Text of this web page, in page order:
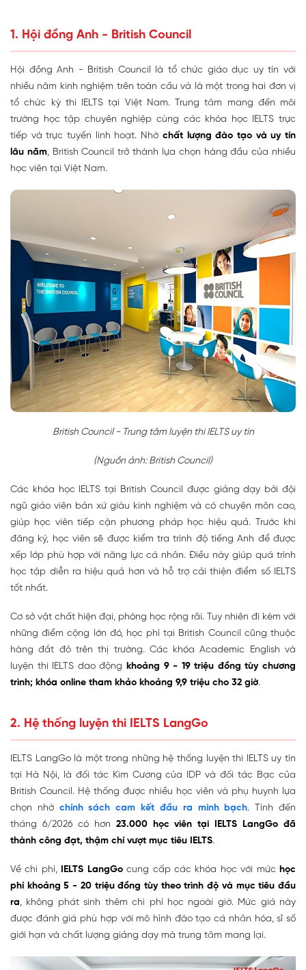
1. Hội đồng Anh - British Council
Hội đồng Anh - British Council là tổ chức giáo dục uy tín với
nhiều năm kinh nghiệm trên toàn cầu và là một trong hai đơn vị
tổ chức kỳ thi IELTS tại Việt Nam. Trung tâm mang đến môi
trường học tập chuyên nghiệp cùng các khóa học IELTS trực
tiếp và trực tuyến linh hoạt. Nhờ chất lượng đào tạo và uy tín
lâu năm, British Council trở thành lựa chọn hàng đầu của nhiều
học viên tại Việt Nam.
British Council - Trung tâm luyện thi IELTS uy tín
(Nguồn ảnh: British Council)
Các khóa học IELTS tại British Council được giảng dạy bởi đội
ngũ giáo viên bản xứ giàu kinh nghiệm và có chuyên môn cao,
giúp học viên tiếp cận phương pháp học hiệu quả. Trước khi
đăng ký, học viên sẽ được kiểm tra trình độ tiếng Anh để được
xếp lớp phù hợp với năng lực cá nhân. Điều này giúp quá trình
học tập diễn ra hiệu quả hơn và hỗ trợ cải thiện điểm số IELTS
tốt nhất.
Cơ sở vật chất hiện đại, phòng học rộng rãi. Tuy nhiên đi kèm với
những điểm cộng lớn đó, học phí tại British Council cũng thuộc
hàng đắt đỏ trên thị trường. Các khóa Academic English và
luyện thi IELTS dao động khoảng 9 - 19 triệu đồng tùy chương
trình; khóa online tham khảo khoảng 9,9 triệu cho 32 giờ.
2. Hệ thống luyện thi IELTS LangGo
IELTS LangGo là một trong những hệ thống luyện thi IELTS uy tín
tại Hà Nội, là đối tác Kim Cương của IDP và đối tác Bạc của
British Council. Hệ thống được nhiều học viên và phụ huynh lựa
chọn nhờ chính sách cam kết đầu ra minh bạch. Tính đến
tháng 6/2026 có hơn 23.000 học viên tại IELTS LangGo đã
thành công đạt, thậm chí vượt mục tiêu IELTS.
Về chi phí, IELTS LangGocung cấp các khóa học với mức học
phí khoảng 5 - 20 triệu đồng tùy theo trình độ và mục tiêu đầu
ra, không phát sinh thêm chi phí học ngoài giờ. Mức giá này
được đánh giá phù hợp với mô hình đào tạo cá nhân hóa, sĩ số
giới hạn và chất lượng giảng dạy mà trung tâm mang lại.